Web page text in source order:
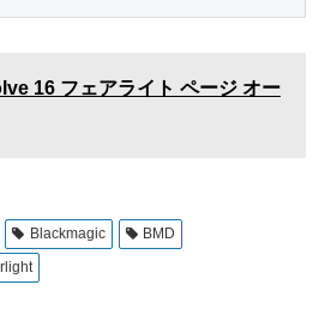
16 フェアライト ページ オー
Blackmagic
BMD